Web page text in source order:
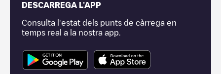
DESCARREGA L'APP
Consulta l'estat dels punts de càrrega en
temps real a la nostra app.